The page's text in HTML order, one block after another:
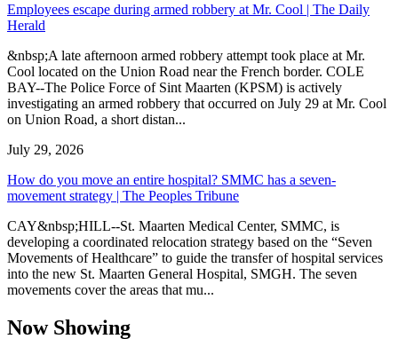
Employees escape during armed robbery at Mr. Cool | The Daily
Herald
&nbsp;A late afternoon armed robbery attempt took place at Mr.
Cool located on the Union Road near the French border. COLE
BAY--The Police Force of Sint Maarten (KPSM) is actively
investigating an armed robbery that occurred on July 29 at Mr. Cool
on Union Road, a short distan...
July 29, 2026
How do you move an entire hospital? SMMC has a seven-
movement strategy | The Peoples Tribune
CAY&nbsp;HILL--St. Maarten Medical Center, SMMC, is
developing a coordinated relocation strategy based on the “Seven
Movements of Healthcare” to guide the transfer of hospital services
into the new St. Maarten General Hospital, SMGH. The seven
movements cover the areas that mu...
Now Showing